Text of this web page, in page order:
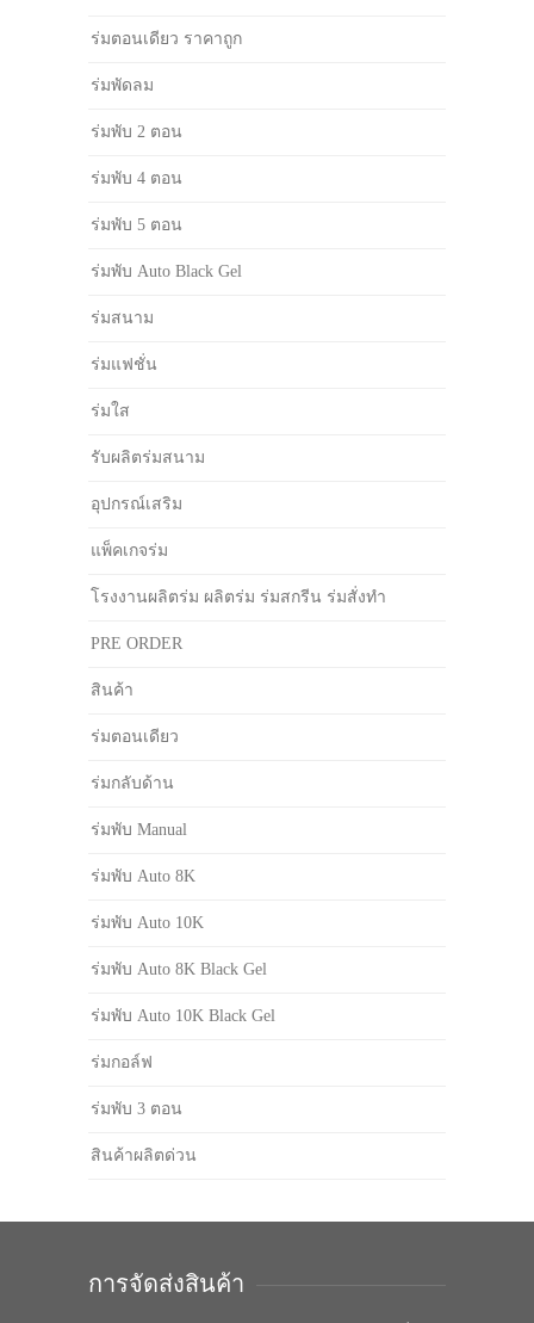
ร่มตอนเดียว ราคาถูก
ร่มพัดลม
ร่มพับ 2 ตอน
ร่มพับ 4 ตอน
ร่มพับ 5 ตอน
ร่มพับ Auto Black Gel
ร่มสนาม
ร่มแฟชั่น
ร่มใส
รับผลิตร่มสนาม
อุปกรณ์เสริม
แพ็คเกจร่ม
โรงงานผลิตร่ม ผลิตร่ม ร่มสกรีน ร่มสั่งทำ
PRE ORDER
สินค้า
ร่มตอนเดียว
ร่มกลับด้าน
ร่มพับ Manual
ร่มพับ Auto 8K
ร่มพับ Auto 10K
ร่มพับ Auto 8K Black Gel
ร่มพับ Auto 10K Black Gel
ร่มกอล์ฟ
ร่มพับ 3 ตอน
สินค้าผลิตด่วน
การจัดส่งสินค้า